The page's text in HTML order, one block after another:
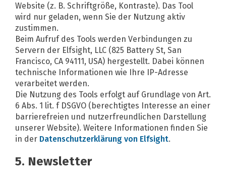
Website (z. B. Schriftgröße, Kontraste). Das Tool
wird nur geladen, wenn Sie der Nutzung aktiv
zustimmen.
Beim Aufruf des Tools werden Verbindungen zu
Servern der Elfsight, LLC (825 Battery St, San
Francisco, CA 94111, USA) hergestellt. Dabei können
technische Informationen wie Ihre IP-Adresse
verarbeitet werden.
Die Nutzung des Tools erfolgt auf Grundlage von Art.
6 Abs. 1 lit. f DSGVO (berechtigtes Interesse an einer
barrierefreien und nutzerfreundlichen Darstellung
unserer Website). Weitere Informationen finden Sie
in der Datenschutzerklärung von Elfsight.
5. Newsletter